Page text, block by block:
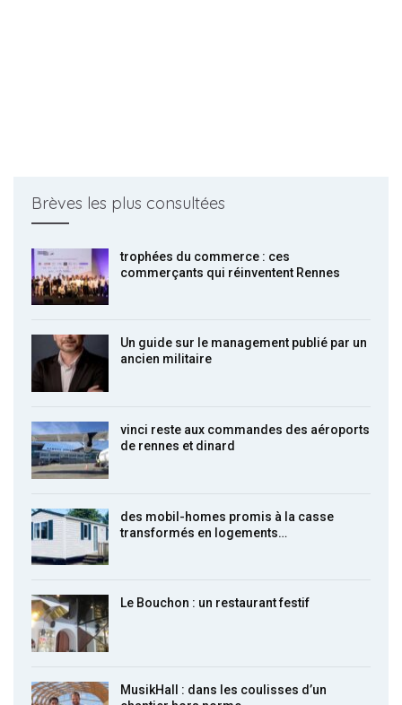
Brèves les plus consultées
trophées du commerce : ces
commerçants qui réinventent Rennes
Un guide sur le management publié par un
ancien militaire
vinci reste aux commandes des aéroports
de rennes et dinard
des mobil-homes promis à la casse
transformés en logements…
Le Bouchon : un restaurant festif
MusikHall : dans les coulisses d’un